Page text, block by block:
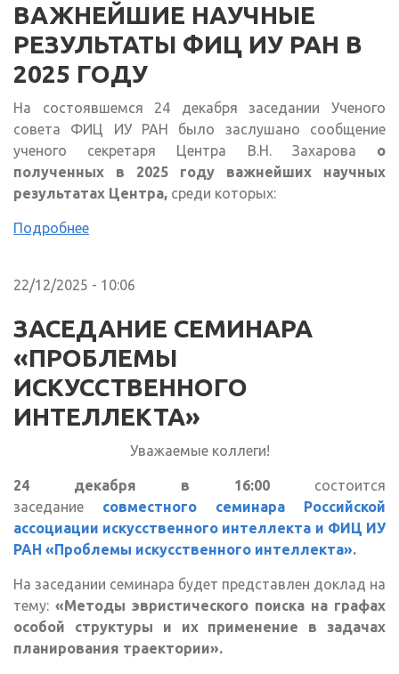
ВАЖНЕЙШИЕ НАУЧНЫЕ
РЕЗУЛЬТАТЫ ФИЦ ИУ РАН В
2025 ГОДУ
На состоявшемся 24 декабря заседании Ученого
совета ФИЦ ИУ РАН было заслушано сообщение
ученого секретаря Центра В.Н. Захарова о
полученных в 2025 году важнейших научных
результатах Центра, среди которых:
Подробнее
22/12/2025 - 10:06
ЗАСЕДАНИЕ СЕМИНАРА
«ПРОБЛЕМЫ
ИСКУССТВЕННОГО
ИНТЕЛЛЕКТА»
Уважаемые коллеги!
24 декабря в 16:00 состоится
заседание совместного семинара Российской
ассоциации искусственного интеллекта и ФИЦ ИУ
РАН «Проблемы искусственного интеллекта».
На заседании семинара будет представлен доклад на
тему: «Методы эвристического поиска на графах
особой структуры и их применение в задачах
планирования траектории».